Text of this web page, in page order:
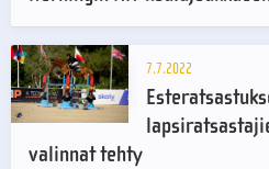
7.7.2022
valinnat tehty